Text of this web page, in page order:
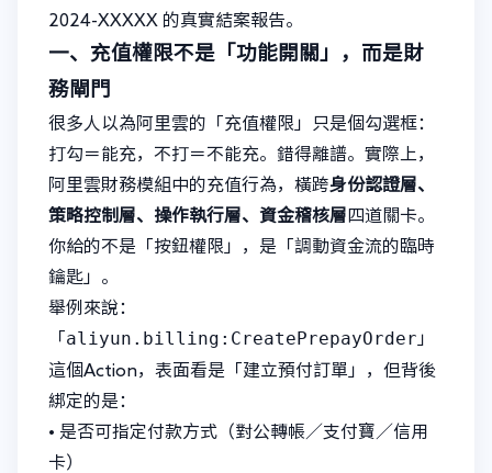
2024-XXXXX 的真實結案報告。
一、充值權限不是「功能開關」，而是財
務閘門
很多人以為阿里雲的「充值權限」只是個勾選框：
打勾＝能充，不打＝不能充。錯得離譜。實際上，
阿里雲財務模組中的充值行為，橫跨身份認證層、
策略控制層、操作執行層、資金稽核層 四道關卡。
你給的不是「按鈕權限」，是「調動資金流的臨時
鑰匙」。
舉例來說：
「 aliyun.billing:CreatePrepayOrder 」
這個Action，表面看是「建立預付訂單」，但背後
綁定的是：
• 是否可指定付款方式（對公轉帳／支付寶／信用
卡）